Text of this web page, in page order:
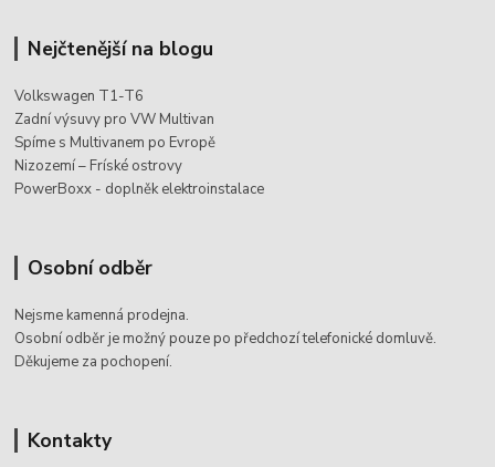
Nejčtenější na blogu
Volkswagen T1-T6
Zadní výsuvy pro VW Multivan
Spíme s Multivanem po Evropě
Nizozemí – Fríské ostrovy
PowerBoxx - doplněk elektroinstalace
Osobní odběr
Nejsme kamenná prodejna.
Osobní odběr je možný pouze po předchozí telefonické domluvě.
Děkujeme za pochopení.
Kontakty